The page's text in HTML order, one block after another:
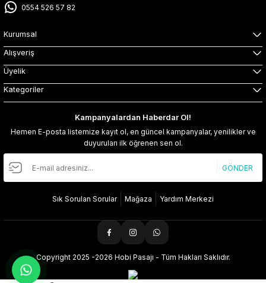
0554 526 57 82
Kurumsal
Alışveriş
Üyelik
Kategoriler
Kampanyalardan Haberdar Ol!
Hemen E-posta listemize kayıt ol, en güncel kampanyalar, yenilikler ve
duyuruları ilk öğrenen sen ol.
GÖNDER
Sık Sorulan Sorular Mağaza Yardım Merkezi
Copyright 2025 -2026 Hobi Pasajı - Tüm Hakları Saklıdır.